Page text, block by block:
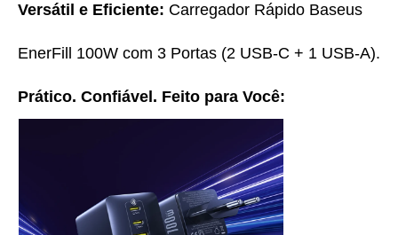
Versátil e Eficiente: Carregador Rápido Baseus
EnerFill 100W com 3 Portas (2 USB-C + 1 USB-A).
Prático. Confiável. Feito para Você: